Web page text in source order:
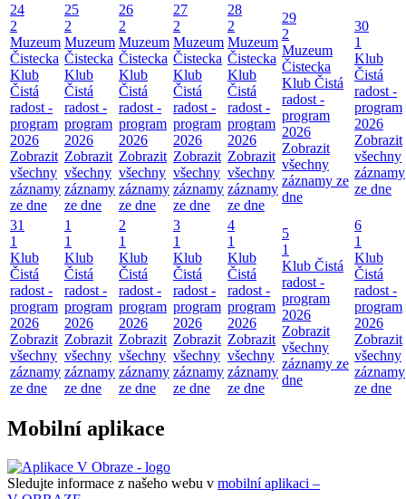
24
2
Muzeum
Čistecka
Klub
Čistá
radost -
program
2026
Zobrazit
všechny
záznamy
ze dne
25
2
Muzeum
Čistecka
Klub
Čistá
radost -
program
2026
Zobrazit
všechny
záznamy
ze dne
26
2
Muzeum
Čistecka
Klub
Čistá
radost -
program
2026
Zobrazit
všechny
záznamy
ze dne
27
2
Muzeum
Čistecka
Klub
Čistá
radost -
program
2026
Zobrazit
všechny
záznamy
ze dne
28
2
Muzeum
Čistecka
Klub
Čistá
radost -
program
2026
Zobrazit
všechny
záznamy
ze dne
29
2
Muzeum
Čistecka
Klub Čistá
radost -
program
2026
Zobrazit
všechny
záznamy ze
dne
30
1
Klub
Čistá
radost -
program
2026
Zobrazit
všechny
záznamy
ze dne
31
1
Klub
Čistá
radost -
program
2026
Zobrazit
všechny
záznamy
ze dne
1
1
Klub
Čistá
radost -
program
2026
Zobrazit
všechny
záznamy
ze dne
2
1
Klub
Čistá
radost -
program
2026
Zobrazit
všechny
záznamy
ze dne
3
1
Klub
Čistá
radost -
program
2026
Zobrazit
všechny
záznamy
ze dne
4
1
Klub
Čistá
radost -
program
2026
Zobrazit
všechny
záznamy
ze dne
5
1
Klub Čistá
radost -
program
2026
Zobrazit
všechny
záznamy ze
dne
6
1
Klub
Čistá
radost -
program
2026
Zobrazit
všechny
záznamy
ze dne
Mobilní aplikace
Sledujte informace z našeho webu v mobilní aplikaci –